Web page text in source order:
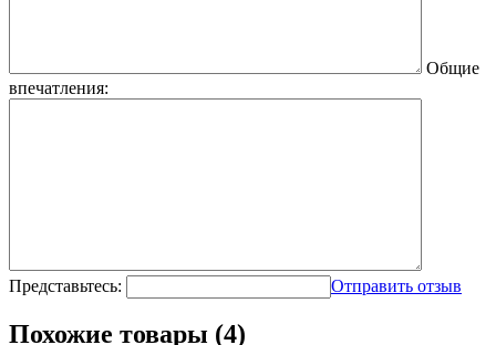
Общие
впечатления:
Представьтесь: Отправить отзыв
Похожие товары (4)